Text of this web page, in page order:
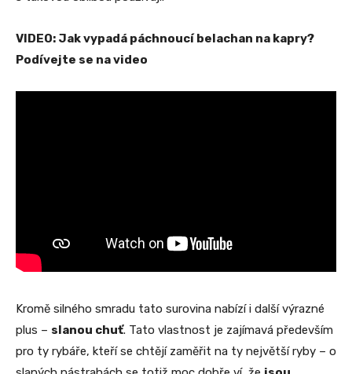
VIDEO: Jak vypadá páchnoucí belachan na kapry?
Podívejte se na video
Kromě silného smradu tato surovina nabízí i další výrazné
plus – slanou chuť. Tato vlastnost je zajímavá především
pro ty rybáře, kteří se chtějí zaměřit na ty největší ryby – o